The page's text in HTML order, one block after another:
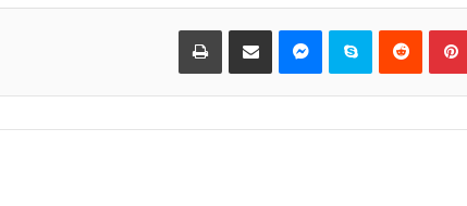
بينتيريست سكايب ماسنجر مشاركة عبر البريد طباعة